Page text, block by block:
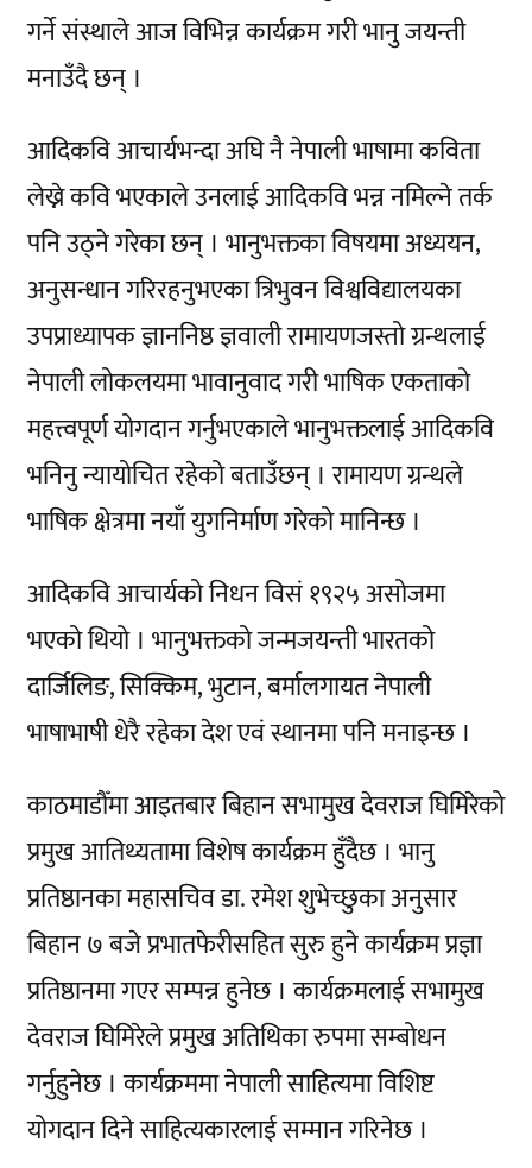
गर्ने संस्थाले आज विभिन्न कार्यक्रम गरी भानु जयन्ती
मनाउँदै छन् ।
आदिकवि आचार्यभन्दा अघि नै नेपाली भाषामा कविता
लेख्ने कवि भएकाले उनलाई आदिकवि भन्न नमिल्ने तर्क
पनि उठ्ने गरेका छन् । भानुभक्तका विषयमा अध्ययन,
अनुसन्धान गरिरहनुभएका त्रिभुवन विश्वविद्यालयका
उपप्राध्यापक ज्ञाननिष्ठ ज्ञवाली रामायणजस्तो ग्रन्थलाई
नेपाली लोकलयमा भावानुवाद गरी भाषिक एकताको
महत्त्वपूर्ण योगदान गर्नुभएकाले भानुभक्तलाई आदिकवि
भनिनु न्यायोचित रहेको बताउँछन् । रामायण ग्रन्थले
भाषिक क्षेत्रमा नयाँ युगनिर्माण गरेको मानिन्छ ।
आदिकवि आचार्यको निधन विसं १९२५ असोजमा
भएको थियो । भानुभक्तको जन्मजयन्ती भारतको
दार्जिलिङ, सिक्किम, भुटान, बर्मालगायत नेपाली
भाषाभाषी धेरै रहेका देश एवं स्थानमा पनि मनाइन्छ ।
काठमाडौँमा आइतबार बिहान सभामुख देवराज घिमिरेको
प्रमुख आतिथ्यतामा विशेष कार्यक्रम हुँदैछ । भानु
प्रतिष्ठानका महासचिव डा. रमेश शुभेच्छुका अनुसार
बिहान ७ बजे प्रभातफेरीसहित सुरु हुने कार्यक्रम प्रज्ञा
प्रतिष्ठानमा गएर सम्पन्न हुनेछ । कार्यक्रमलाई सभामुख
देवराज घिमिरेले प्रमुख अतिथिका रुपमा सम्बोधन
गर्नुहुनेछ । कार्यक्रममा नेपाली साहित्यमा विशिष्ट
योगदान दिने साहित्यकारलाई सम्मान गरिनेछ ।